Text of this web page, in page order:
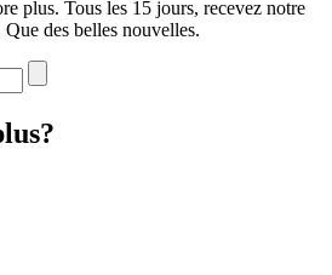
plus. Tous les 15 jours, recevez notre
des belles nouvelles.